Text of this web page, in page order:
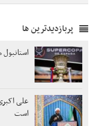
پربازدیدترین ها
استانبول
علی
است